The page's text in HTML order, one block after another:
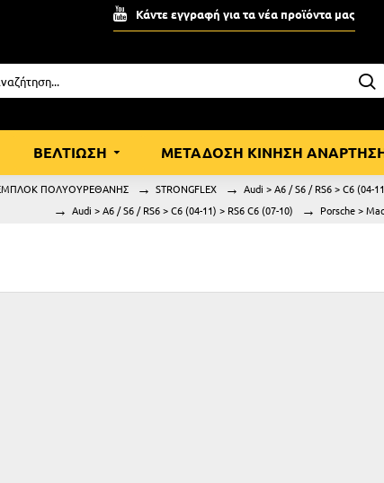
Κάντε εγγραφή για τα νέα προϊόντα μας
ΒΕΛΤΙΩΣΗ ΜΕΤΑΔΟΣΗ ΚΙΝΗΣΗ
ΠΟΛΥΟΥΡΕΘΑΝΗΣ STRONGFLEX Audi > A6 / S6 / RS6 > C6 (04-
Audi > A6 / S6 / RS6 > C6 (04-11) > RS6 C6 (07-10)
Porsche >